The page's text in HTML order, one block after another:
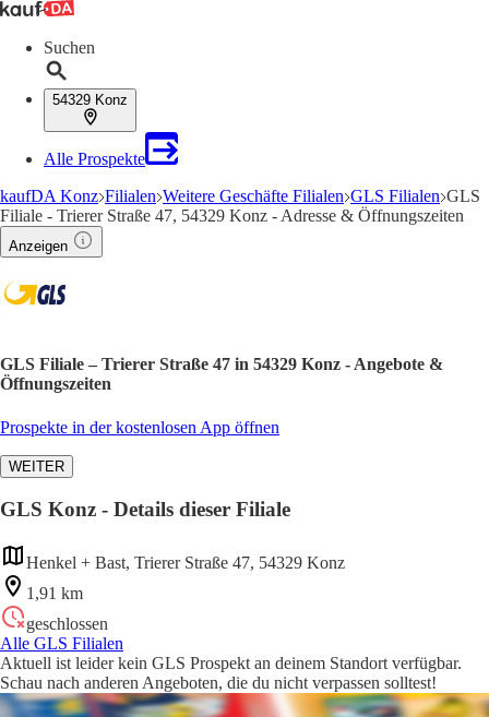
Suchen
54329 Konz
Alle Prospekte
kaufDA Konz Filialen Weitere Geschäfte Filialen GLS Filialen GLS
Filiale - Trierer Straße 47, 54329 Konz - Adresse & Öffnungszeiten
Anzeigen
GLS Filiale – Trierer Straße 47 in 54329 Konz - Angebote &
Öffnungszeiten
Prospekte in der kostenlosen App öffnen
WEITER
GLS Konz - Details dieser Filiale
Henkel + Bast, Trierer Straße 47, 54329 Konz
1,91 km
geschlossen
Alle GLS Filialen
Aktuell ist leider kein GLS Prospekt an deinem Standort verfügbar.
Schau nach anderen Angeboten, die du nicht verpassen solltest!